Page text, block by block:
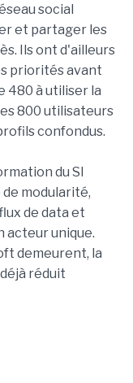
social
et partager les
Ils ont d'ailleurs
priorités avant
480 à utiliser la
800 utilisateurs
confondus.
du SI
modularité,
de data et
acteur unique.
demeurent, la
réduit